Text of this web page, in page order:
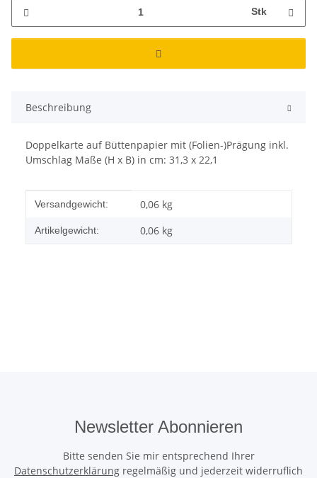
Stk
Beschreibung
Doppelkarte auf Büttenpapier mit (Folien-)Prägung inkl.
Umschlag Maße (H x B) in cm: 31,3 x 22,1
Produkteigenschaft
Wert
Versandgewicht: 0,06 kg
Artikelgewicht: 0,06 kg
Newsletter Abonnieren
Bitte senden Sie mir entsprechend Ihrer
Datenschutzerklärung regelmäßig und jederzeit widerruflich